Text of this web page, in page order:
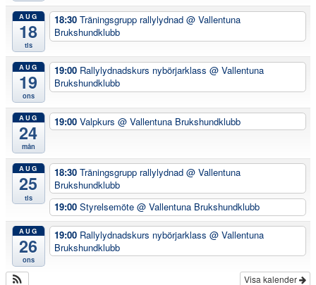
AUG
18
tis
18:30 Träningsgrupp rallylydnad @ Vallentuna
Brukshundklubb
AUG
19
ons
19:00 Rallylydnadskurs nybörjarklass @ Vallentuna
Brukshundklubb
AUG
24
mån
19:00 Valpkurs @ Vallentuna Brukshundklubb
AUG
25
tis
18:30 Träningsgrupp rallylydnad @ Vallentuna
Brukshundklubb
19:00 Styrelsemöte @ Vallentuna Brukshundklubb
AUG
26
ons
19:00 Rallylydnadskurs nybörjarklass @ Vallentuna
Brukshundklubb
Visa kalender